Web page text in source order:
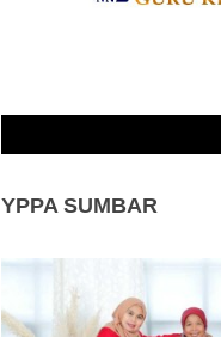
YPPA SUMBAR